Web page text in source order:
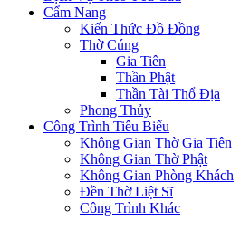
Cẩm Nang
Kiến Thức Đồ Đồng
Thờ Cúng
Gia Tiên
Thần Phật
Thần Tài Thổ Địa
Phong Thủy
Công Trình Tiêu Biểu
Không Gian Thờ Gia Tiên
Không Gian Thờ Phật
Không Gian Phòng Khách
Đền Thờ Liệt Sĩ
Công Trình Khác